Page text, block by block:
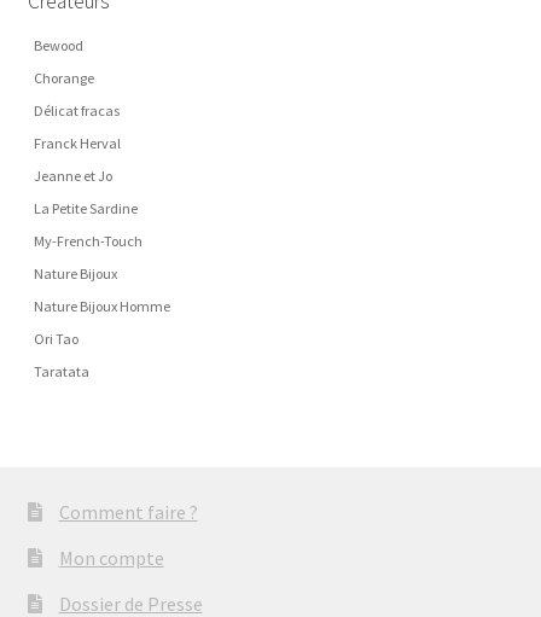
Bewood
Chorange
Délicat fracas
Franck Herval
Jeanne et Jo
La Petite Sardine
My-French-Touch
Nature Bijoux
Nature Bijoux Homme
Ori Tao
Taratata
Comment faire ?
Mon compte
Dossier de Presse